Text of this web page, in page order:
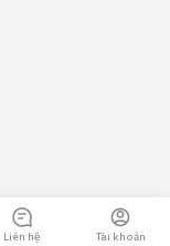
Liên hệ Tài khoản